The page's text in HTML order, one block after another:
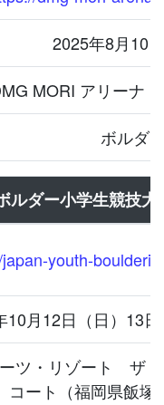
2025年8⽉10
MORI アリーナ
ボルダ
ルダー小学生競技大
youth-
10月12日（日）13
ツ・リゾート ザ
コート（福岡県飯塚